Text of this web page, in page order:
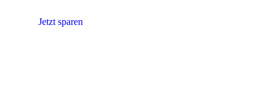
Jetzt sparen